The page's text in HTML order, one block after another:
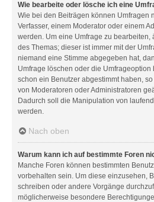
Wie bearbeite oder lösche ich eine
Wie bei den Beiträgen können Umfragen
Verfasser, einem Moderator oder einem
werden. Um eine Umfrage zu bearbeiten,
des Themas; dieser ist immer mit der
niemand eine Stimme abgegeben hat,
Umfrage löschen oder die
schon ein Benutzer abgestimmt haben,
von Moderatoren oder Administratoren
Dadurch soll die Manipulation von
werden.
Nach oben
Warum kann ich auf bestimmte Foren
Manche Foren können bestimmten
vorbehalten sein. Um diese einzusehen,
schreiben oder andere Vorgänge
möglicherweise besondere